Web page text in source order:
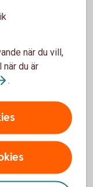
(pdf)
köpa via
att söka fram
när du vill,
du är
.